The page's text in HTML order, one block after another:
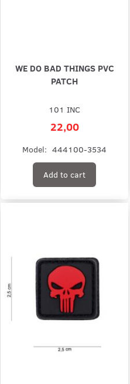
WE DO BAD THINGS PVC
PATCH
101 INC
22,00
Model: 444100-3534
Add to cart